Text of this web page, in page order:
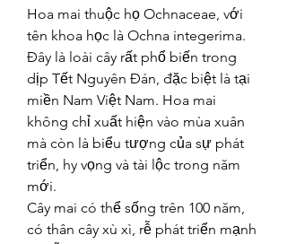
Hoa mai thuộc họ Ochnaceae, với
tên khoa học là Ochna integerima.
Đây là loài cây rất phổ biến trong
dịp Tết Nguyên Đán, đặc biệt là tại
miền Nam Việt Nam. Hoa mai
không chỉ xuất hiện vào mùa xuân
mà còn là biểu tượng của sự phát
triển, hy vọng và tài lộc trong năm
mới.
Cây mai có thể sống trên 100 năm,
có thân cây xù xì, rễ phát triển mạnh